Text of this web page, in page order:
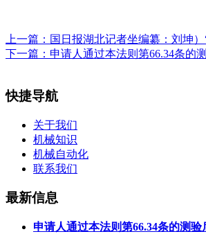
上一篇： 国日报湖北记者坐编纂：刘坤
下一篇： 申请人通过本法则第66.34条的
快捷导航
关于我们
机械知识
机械自动化
联系我们
最新信息
申请人通过本法则第66.34条的测验